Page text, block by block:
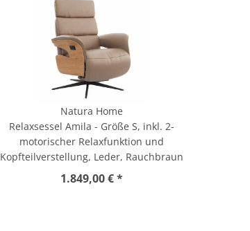
Natura Home
Relaxsessel Amila - Größe S, inkl. 2-
motorischer Relaxfunktion und
Kopfteilverstellung, Leder, Rauchbraun
1.849,00 € *